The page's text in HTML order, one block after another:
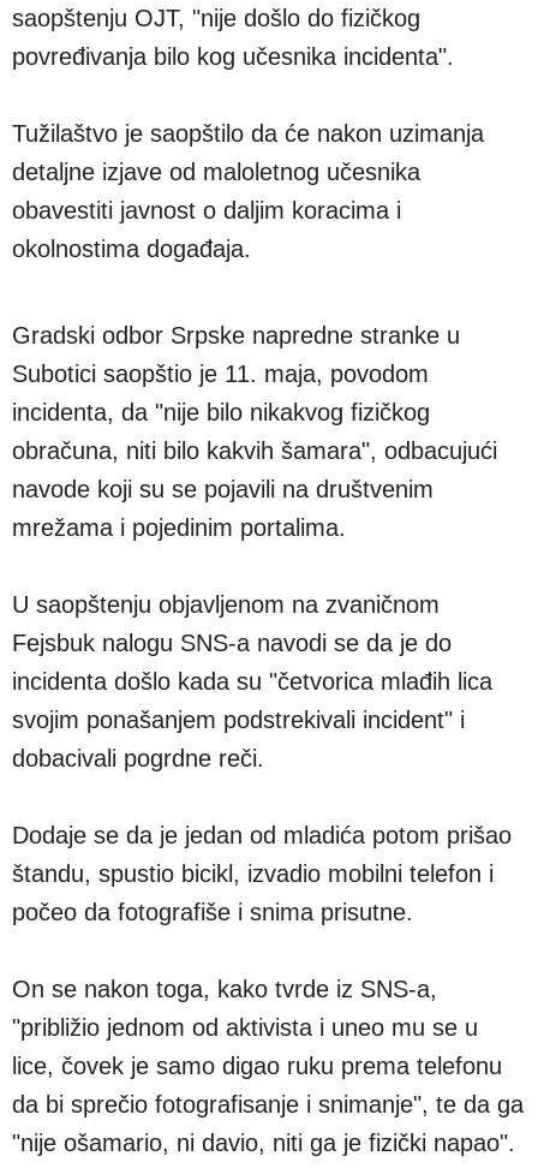
saopštenju OJT, "nije došlo do fizičkog
povređivanja bilo kog učesnika incidenta".
Tužilaštvo je saopštilo da će nakon uzimanja
detaljne izjave od maloletnog učesnika
obavestiti javnost o daljim koracima i
okolnostima događaja.
Gradski odbor Srpske napredne stranke u
Subotici saopštio je 11. maja, povodom
incidenta, da "nije bilo nikakvog fizičkog
obračuna, niti bilo kakvih šamara", odbacujući
navode koji su se pojavili na društvenim
mrežama i pojedinim portalima.
U saopštenju objavljenom na zvaničnom
Fejsbuk nalogu SNS-a navodi se da je do
incidenta došlo kada su "četvorica mlađih lica
svojim ponašanjem podstrekivali incident" i
dobacivali pogrdne reči.
Dodaje se da je jedan od mladića potom prišao
štandu, spustio bicikl, izvadio mobilni telefon i
počeo da fotografiše i snima prisutne.
On se nakon toga, kako tvrde iz SNS-a,
"približio jednom od aktivista i uneo mu se u
lice, čovek je samo digao ruku prema telefonu
da bi sprečio fotografisanje i snimanje", te da ga
"nije ošamario, ni davio, niti ga je fizički napao".